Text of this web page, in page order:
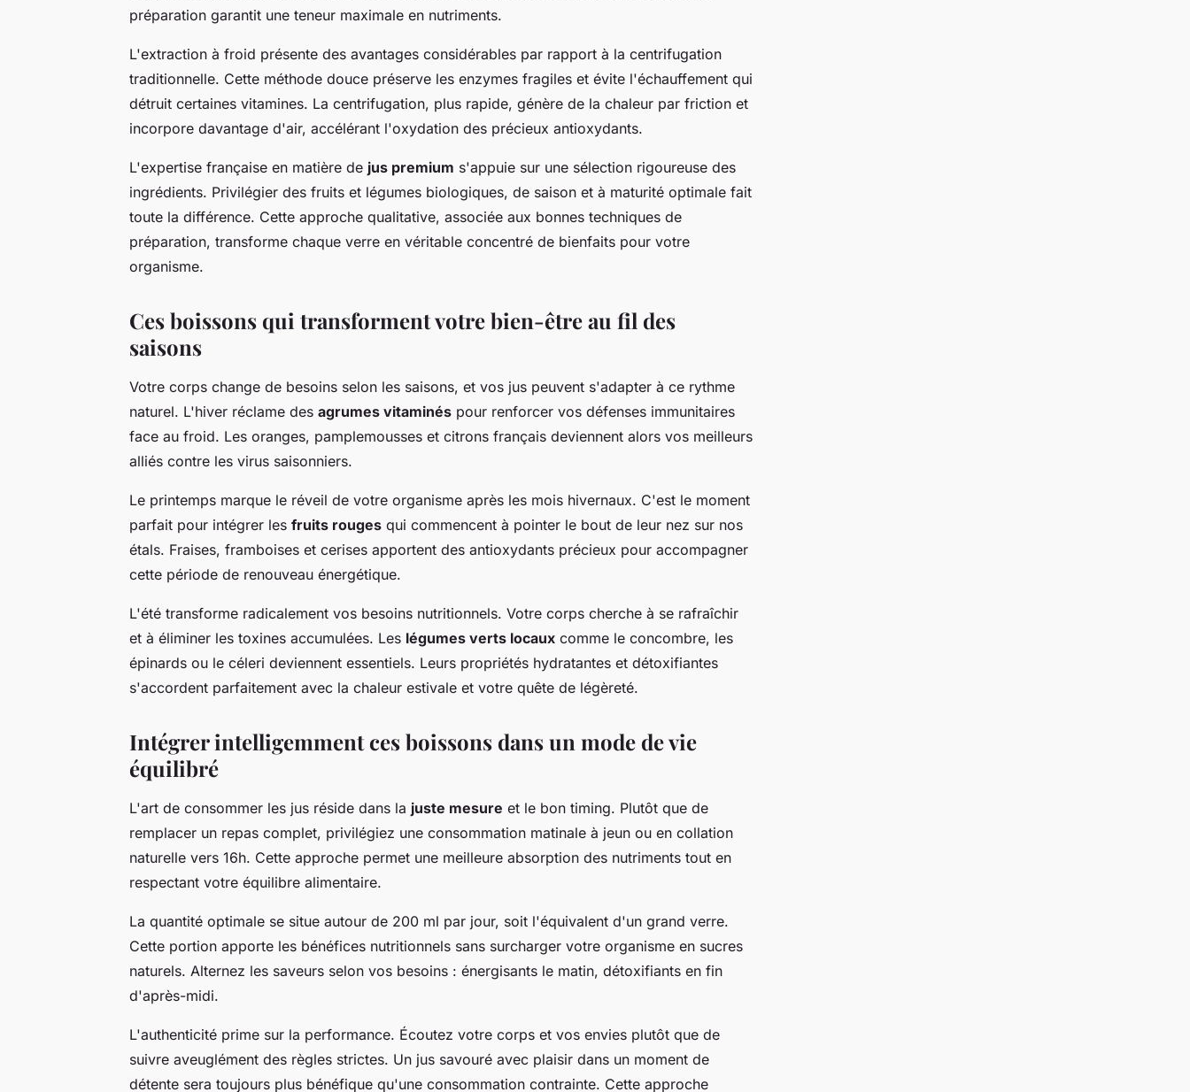
préparation garantit une teneur maximale en nutriments.
L'extraction à froid présente des avantages considérables par rapport à la centrifugation
traditionnelle. Cette méthode douce préserve les enzymes fragiles et évite l'échauffement qui
détruit certaines vitamines. La centrifugation, plus rapide, génère de la chaleur par friction et
incorpore davantage d'air, accélérant l'oxydation des précieux antioxydants.
L'expertise française en matière de jus premium s'appuie sur une sélection rigoureuse des
ingrédients. Privilégier des fruits et légumes biologiques, de saison et à maturité optimale fait
toute la différence. Cette approche qualitative, associée aux bonnes techniques de
préparation, transforme chaque verre en véritable concentré de bienfaits pour votre
organisme.
Ces boissons qui transforment votre bien-être au fil des
saisons
Votre corps change de besoins selon les saisons, et vos jus peuvent s'adapter à ce rythme
naturel. L'hiver réclame des agrumes vitaminés pour renforcer vos défenses immunitaires
face au froid. Les oranges, pamplemousses et citrons français deviennent alors vos meilleurs
alliés contre les virus saisonniers.
Le printemps marque le réveil de votre organisme après les mois hivernaux. C'est le moment
parfait pour intégrer les fruits rouges qui commencent à pointer le bout de leur nez sur nos
étals. Fraises, framboises et cerises apportent des antioxydants précieux pour accompagner
cette période de renouveau énergétique.
L'été transforme radicalement vos besoins nutritionnels. Votre corps cherche à se rafraîchir
et à éliminer les toxines accumulées. Les légumes verts locaux comme le concombre, les
épinards ou le céleri deviennent essentiels. Leurs propriétés hydratantes et détoxifiantes
s'accordent parfaitement avec la chaleur estivale et votre quête de légèreté.
Intégrer intelligemment ces boissons dans un mode de vie
équilibré
L'art de consommer les jus réside dans la juste mesure et le bon timing. Plutôt que de
remplacer un repas complet, privilégiez une consommation matinale à jeun ou en collation
naturelle vers 16h. Cette approche permet une meilleure absorption des nutriments tout en
respectant votre équilibre alimentaire.
La quantité optimale se situe autour de 200 ml par jour, soit l'équivalent d'un grand verre.
Cette portion apporte les bénéfices nutritionnels sans surcharger votre organisme en sucres
naturels. Alternez les saveurs selon vos besoins : énergisants le matin, détoxifiants en fin
d'après-midi.
L'authenticité prime sur la performance. Écoutez votre corps et vos envies plutôt que de
suivre aveuglément des règles strictes. Un jus savouré avec plaisir dans un moment de
détente sera toujours plus bénéfique qu'une consommation contrainte. Cette approche